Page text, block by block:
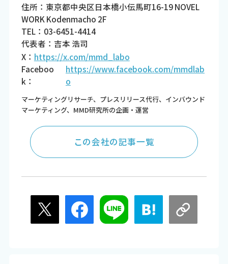
住所：東京都中央区日本橋小伝馬町16-19 NOVEL
WORK Kodenmacho 2F
TEL：03-6451-4414
代表者：吉本 浩司
X： https://x.com/mmd_labo
Faceboo
k：
https://www.facebook.com/mmdlab
o
マーケティングリサーチ、プレスリリース代行、インバウンド
マーケティング、MMD研究所の企画・運営
この会社の記事一覧